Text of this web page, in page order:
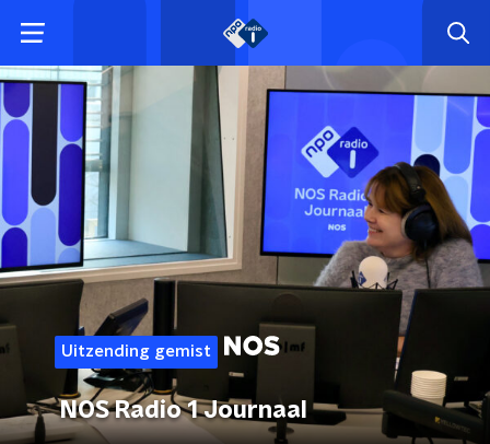
Uitzending gemist
NOS Radio 1 Journaal